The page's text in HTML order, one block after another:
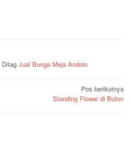
Ditag Jual Bunga Meja Andolo
Pos berikutnya
Standing Flower di Buton